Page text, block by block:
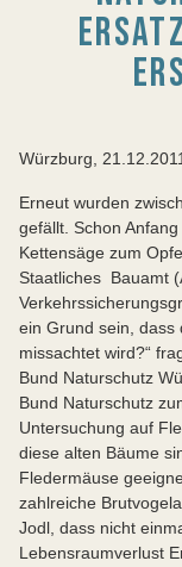
Würzburg, 21.12.2011
Erneut wurden
gefällt. Schon
Kettensäge zum
Staatliches Bauamt
ein Grund sein, dass
missachtet wird?“
Bund Naturschutz
Bund Naturschutz
Untersuchung auf
diese alten Bäume
Fledermäuse
zahlreiche
Jodl, dass nicht
Lebensraumverlust